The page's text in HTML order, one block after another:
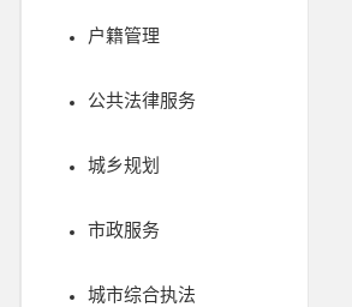
户籍管理
公共法律服务
城乡规划
市政服务
城市综合执法